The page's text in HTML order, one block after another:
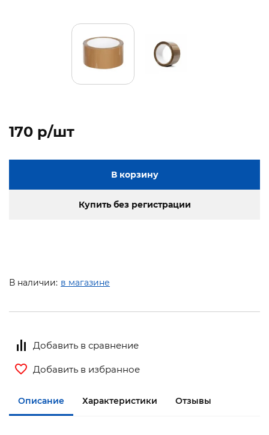
170 p/шт
В корзину
Купить без регистрации
В наличии: в магазине
Добавить в сравнение
Добавить в избранное
Описание Характеристики Отзывы